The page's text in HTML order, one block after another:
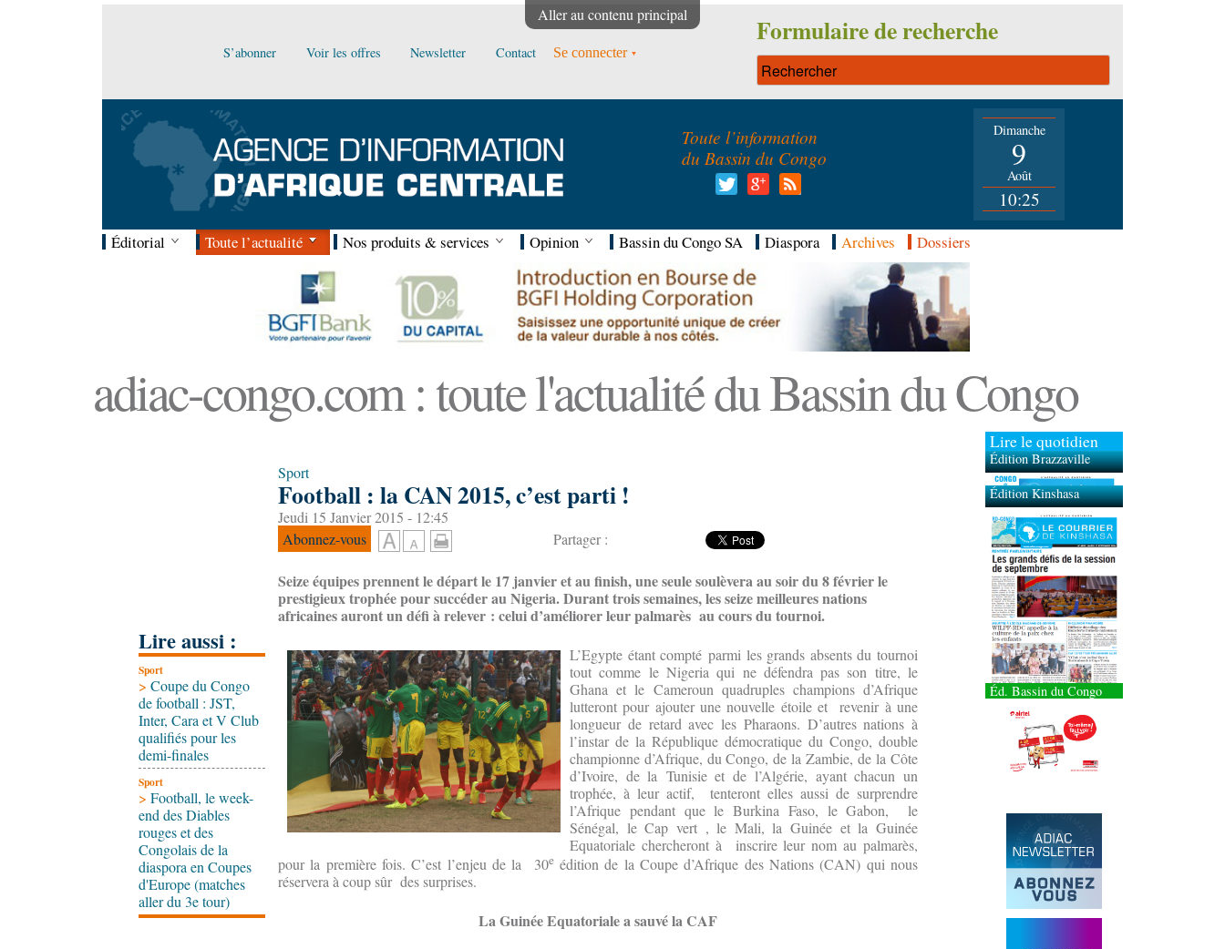
Aller au contenu principal
S’abonner Voir les offres Newsletter Contact Se connecter
Formulaire de recherche
Toute l’information
du Bassin du Congo
Dimanche
9
Août
10:25
Éditorial Toute l’actualité Nos produits & services Opinion Bassin du Congo SA Diaspora Archives Dossiers
adiac-congo.com : toute l'actualité du Bassin du Congo
Lire aussi :
Sport
> Coupe du Congo
de football : JST,
Inter, Cara et V Club
qualifiés pour les
demi-finales
Sport
> Football, le week-
end des Diables
rouges et des
Congolais de la
diaspora en Coupes
d'Europe (matches
aller du 3e tour)
Sport
Football : la CAN 2015, c’est parti !
Jeudi 15 Janvier 2015 - 12:45
Abonnez-vous
Partager :
Seize équipes prennent le départ le 17 janvier et au finish, une seule soulèvera au soir du 8 février le
prestigieux trophée pour succéder au Nigeria. Durant trois semaines, les seize meilleures nations
africaines auront un défi à relever : celui d’améliorer leur palmarès au cours du tournoi.
L’Egypte étant compté parmi les grands absents du tournoi
tout comme le Nigeria qui ne défendra pas son titre, le
Ghana et le Cameroun quadruples champions d’Afrique
lutteront pour ajouter une nouvelle étoile et revenir à une
longueur de retard avec les Pharaons. D’autres nations à
l’instar de la République démocratique du Congo, double
championne d’Afrique, du Congo, de la Zambie, de la Côte
d’Ivoire, de la Tunisie et de l’Algérie, ayant chacun un
trophée, à leur actif, tenteront elles aussi de surprendre
l’Afrique pendant que le Burkina Faso, le Gabon, le
Sénégal, le Cap vert , le Mali, la Guinée et la Guinée
Equatoriale chercheront à inscrire leur nom au palmarès,
pour la première fois. C’est l’enjeu de la 30eédition de la Coupe d’Afrique des Nations (CAN) qui nous
réservera à coup sûr des surprises.
La Guinée Equatoriale a sauvé la CAF
Lire le quotidien
Édition Brazzaville
Édition Kinshasa
Éd. Bassin du Congo